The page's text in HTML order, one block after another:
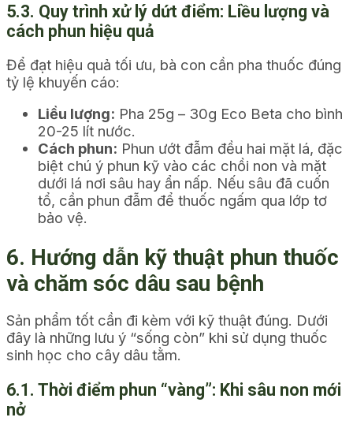
5.3. Quy trình xử lý dứt điểm: Liều lượng và
cách phun hiệu quả
Để đạt hiệu quả tối ưu, bà con cần pha thuốc đúng
tỷ lệ khuyến cáo:
Liều lượng: Pha 25g – 30g Eco Beta cho bình
20-25 lít nước.
Cách phun: Phun ướt đẫm đều hai mặt lá, đặc
biệt chú ý phun kỹ vào các chồi non và mặt
dưới lá nơi sâu hay ẩn nấp. Nếu sâu đã cuốn
tổ, cần phun đẫm để thuốc ngấm qua lớp tơ
bảo vệ.
6. Hướng dẫn kỹ thuật phun thuốc
và chăm sóc dâu sau bệnh
Sản phẩm tốt cần đi kèm với kỹ thuật đúng. Dưới
đây là những lưu ý “sống còn” khi sử dụng thuốc
sinh học cho cây dâu tằm.
6.1. Thời điểm phun “vàng”: Khi sâu non mới
nở